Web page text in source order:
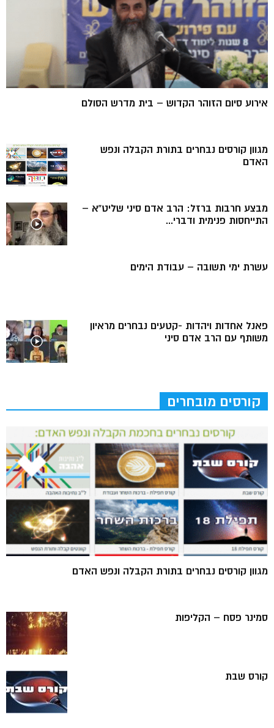
אירוע סיום הזוהר הקדוש – בית מדרש הסולם
מגוון קורסים נבחרים בתורת הקבלה ונפש
האדם
מבצע חרבות ברזל: הרב אדם סיני שליט”א –
התייחסות פנימית ודברי...
עשרת ימי תשובה – עבודת הימים
פאנל אחדות ויהדות -קטעים נבחרים מראיון
משותף עם הרב אדם סיני
קורסים מובחרים
מגוון קורסים נבחרים בתורת הקבלה ונפש האדם
סמינר פסח – הקליפות
קורס שבת